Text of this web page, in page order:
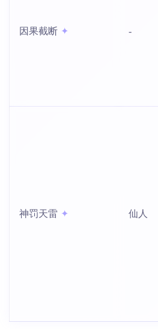
因果截断 -
神罚天雷 仙人